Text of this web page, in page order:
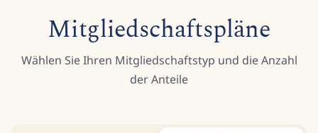
Mitgliedschaftspläne
Wählen Sie Ihren Mitgliedschaftstyp und die Anzahl
der Anteile